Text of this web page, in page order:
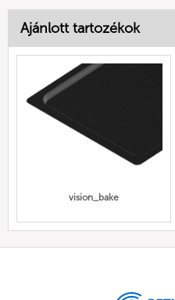
Ajánlott tartozékok
vision_bake